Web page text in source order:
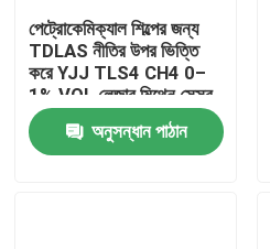
পেট্রোকেমিক্যাল শিল্পের জন্য
TDLAS নীতির উপর ভিত্তি
করে YJJ TLS4 CH4 0–
1% VOL লেজার মিথেন সেন্সর
অনুসন্ধান পাঠান